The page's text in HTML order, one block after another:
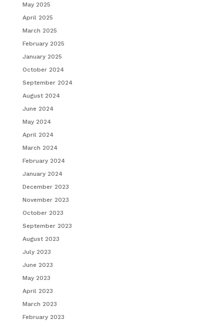
May 2025
April 2025
March 2025
February 2025
January 2025
October 2024
September 2024
August 2024
June 2024
May 2024
April 2024
March 2024
February 2024
January 2024
December 2023
November 2023
October 2023
September 2023
August 2023
July 2023
June 2023
May 2023
April 2023
March 2023
February 2023